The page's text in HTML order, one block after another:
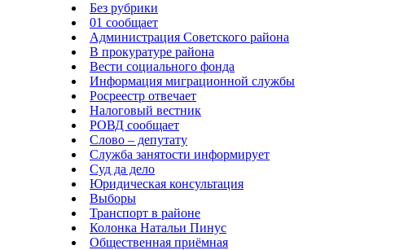
Без рубрики
01 сообщает
Администрация Советского района
В прокуратуре района
Вести социального фонда
Информация миграционной службы
Росреестр отвечает
Налоговый вестник
РОВД сообщает
Слово – депутату
Служба занятости информирует
Суд да дело
Юридическая консультация
Выборы
Транспорт в районе
Колонка Натальи Пинус
Общественная приёмная